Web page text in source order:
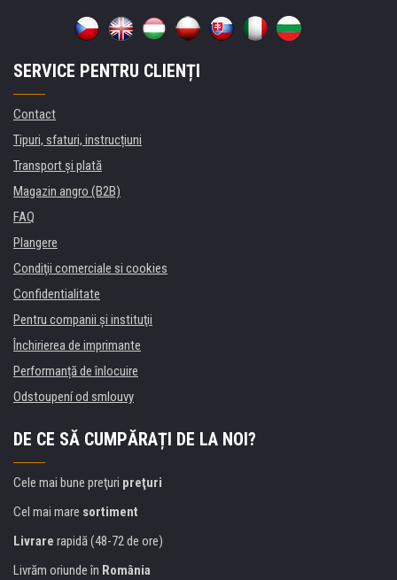
SERVICE PENTRU CLIENȚI
Contact
Tipuri, sfaturi, instrucțiuni
Transport şi plată
Magazin angro (B2B)
FAQ
Plangere
Condiţii comerciale si cookies
Confidentialitate
Pentru companii și instituţii
Închirierea de imprimante
Performanță de înlocuire
Odstoupení od smlouvy
DE CE SĂ CUMPĂRAȚI DE LA NOI?
Cele mai bune preţuri preţuri
Cel mai mare sortiment
Livrare rapidă (48-72 de ore)
Livrăm oriunde în România